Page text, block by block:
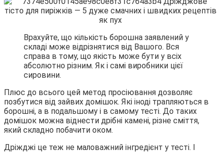
Врахуйте, що кількість борошна заявлений у
складі може відрізнятися від Вашого. Вся
справа в тому, що якість може бути у всіх
абсолютно різним. Як і самі виробники цієї
сировини.
Плюс до всього цей метод просіювання дозволяє
позбутися від зайвих домішок. Які іноді трапляються в
борошні, а в подальшому і в самому тесті. До таких
домішок можна віднести дрібні камені, різне сміття,
який складно побачити оком.
Дріжджі це теж не маловажний інгредієнт у тесті. І